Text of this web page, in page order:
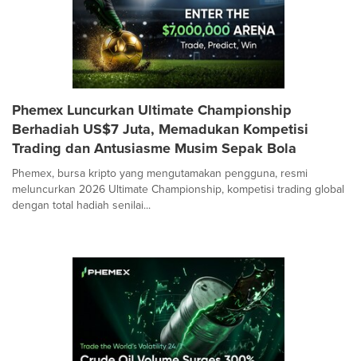
Phemex Luncurkan Ultimate Championship
Berhadiah US$7 Juta, Memadukan Kompetisi
Trading dan Antusiasme Musim Sepak Bola
Phemex, bursa kripto yang mengutamakan pengguna, resmi
meluncurkan 2026 Ultimate Championship, kompetisi trading global
dengan total hadiah senilai...